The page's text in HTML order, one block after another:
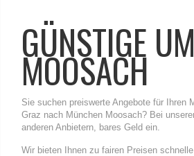
GÜNSTIGE
MOOSACH
Sie suchen preiswerte Angebote für Ihren
Graz nach München Moosach? Bei
anderen Anbietern, bares Geld ein.
Wir bieten Ihnen zu fairen Preisen